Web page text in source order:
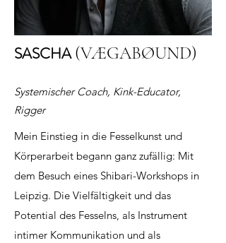
SASCHA (VÆGABØUND)
Systemischer Coach, Kink-Educator,
Rigger
Mein Einstieg in die Fesselkunst und
Körperarbeit begann ganz zufällig: Mit
dem Besuch eines Shibari-Workshops in
Leipzig. Die Vielfältigkeit und das
Potential des Fesselns, als Instrument
intimer Kommunikation und als